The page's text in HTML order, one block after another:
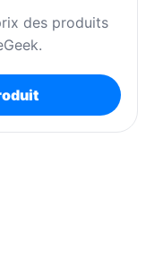
des produits